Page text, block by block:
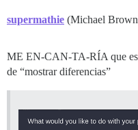
supermathie (Michael
ME EN-CAN-TA-RÍA que
de “mostrar diferencias”